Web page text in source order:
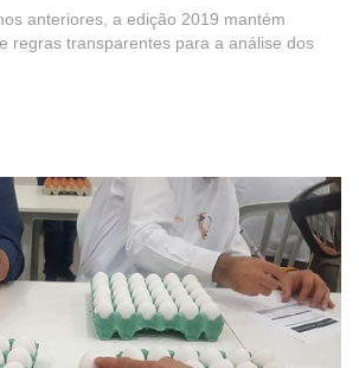
anteriores, a edição 2019 mantém
regras transparentes para a análise dos